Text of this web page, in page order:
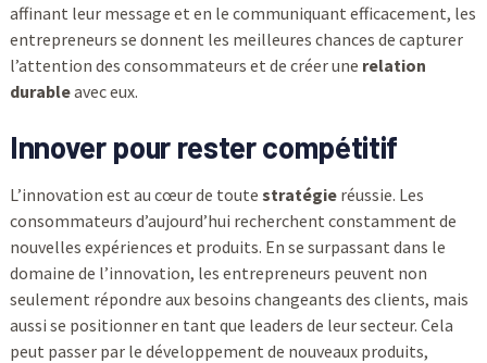
affinant leur message et en le communiquant efficacement, les
entrepreneurs se donnent les meilleures chances de capturer
l’attention des consommateurs et de créer une relation
durableavec eux.
Innover pour rester compétitif
L’innovation est au cœur de toute stratégieréussie. Les
consommateurs d’aujourd’hui recherchent constamment de
nouvelles expériences et produits. En se surpassant dans le
domaine de l’innovation, les entrepreneurs peuvent non
seulement répondre aux besoins changeants des clients, mais
aussi se positionner en tant que leaders de leur secteur. Cela
peut passer par le développement de nouveaux produits,